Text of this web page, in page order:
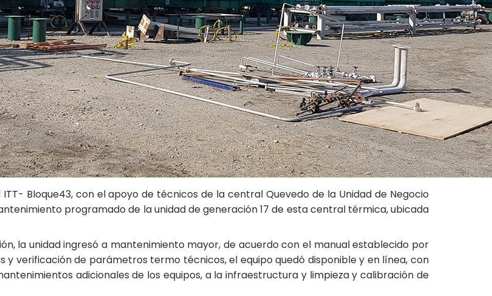
Bloque43, con el apoyo de técnicos de la central Quevedo de la Unidad de Negocio
programado de la unidad de generación 17 de esta central térmica, ubicada
la unidad ingresó a mantenimiento mayor, de acuerdo con el manual establecido por
y verificación de parámetros termo técnicos, el equipo quedó disponible y en línea, con
adicionales de los equipos, a la infraestructura y limpieza y calibración de